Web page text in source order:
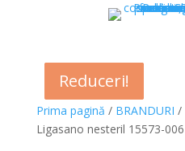
Prima pagină / BRANDURI /
Ligasano nesteril 15573-006
Reduceri!
Reduceri!
Reduceri!
Reduceri!